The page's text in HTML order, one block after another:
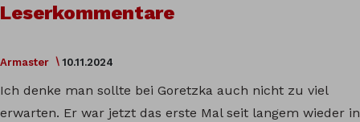
Leserkommentare
Armaster 10.11.2024
Ich denke man sollte bei Goretzka auch nicht zu viel
erwarten. Er war jetzt das erste Mal seit langem wieder in